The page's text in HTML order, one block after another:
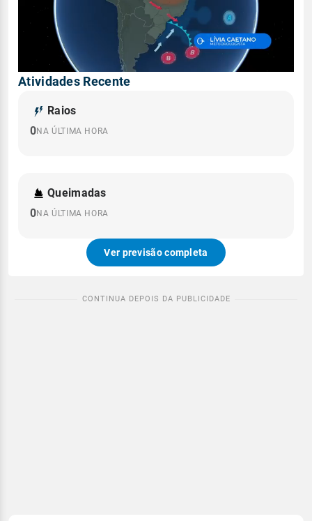
Atividades Recente
Raios
0NA ÚLTIMA HORA
Queimadas
0NA ÚLTIMA HORA
Ver previsão completa